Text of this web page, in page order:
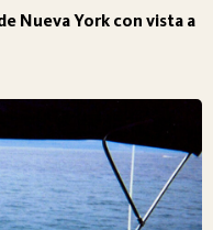
Nueva York con vista a